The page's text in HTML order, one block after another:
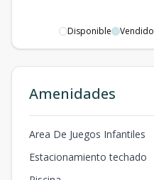
Disponible Vendido
Amenidades
Area De Juegos Infantiles
Estacionamiento techado